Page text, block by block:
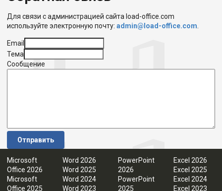
Для связи с администрацией сайта load-office.com
используйте электронную почту: admin@load-office.com
Email
Тема
Сообщение
Отправить
Microsoft
Office 2026
Microsoft
Office 2025
Word 2026
Word 2025
Word 2024
Word 2023
PowerPoint
2026
PowerPoint
2025
Excel 2026
Excel 2025
Excel 2024
Excel 2023